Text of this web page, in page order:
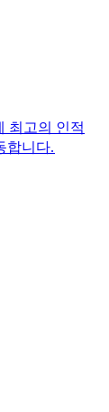
최고의 인적
합니다.​​